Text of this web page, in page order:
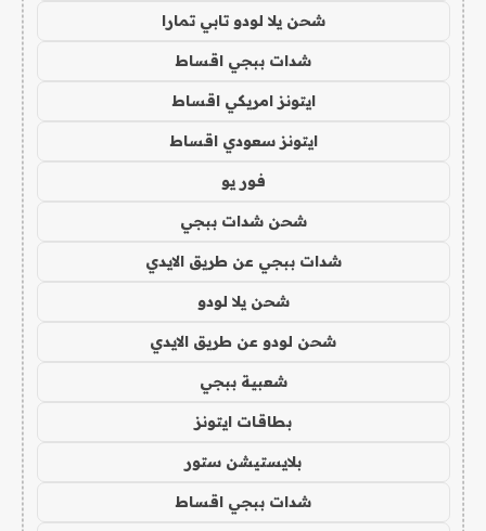
شحن يلا لودو تابي تمارا
شدات ببجي اقساط
ايتونز امريكي اقساط
ايتونز سعودي اقساط
فور يو
شحن شدات ببجي
شدات ببجي عن طريق الايدي
شحن يلا لودو
شحن لودو عن طريق الايدي
شعبية ببجي
بطاقات ايتونز
بلايستيشن ستور
شدات ببجي اقساط